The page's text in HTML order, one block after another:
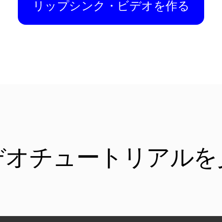
リップシンク・ビデオを作る
チュートリアル